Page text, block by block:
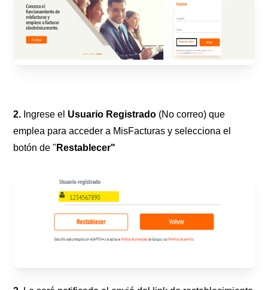
2. Ingrese el Usuario Registrado (No correo) que
emplea para acceder a MisFacturas y selecciona el
botón de " Restablecer"